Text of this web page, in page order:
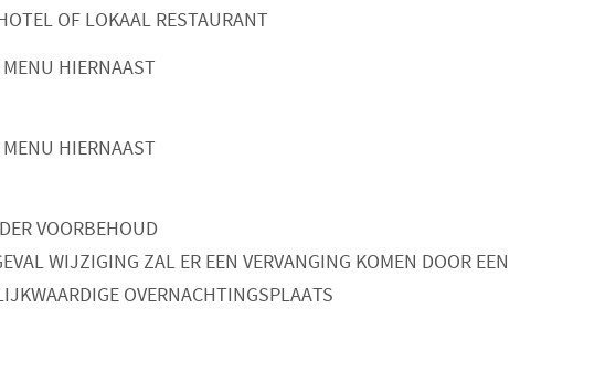
OF LOKAAL RESTAURANT
HIERNAAST
HIERNAAST
VOORBEHOUD
WIJZIGING ZAL ER EEN VERVANGING KOMEN DOOR EEN
OVERNACHTINGSPLAATS